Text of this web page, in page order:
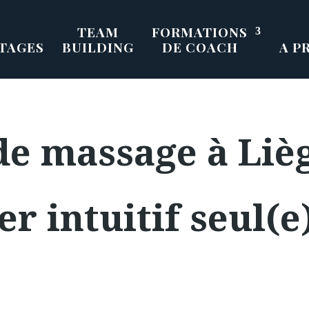
TEAM
BUILDING
FORMATIONS
DE COACH
A
massage à
intuitif